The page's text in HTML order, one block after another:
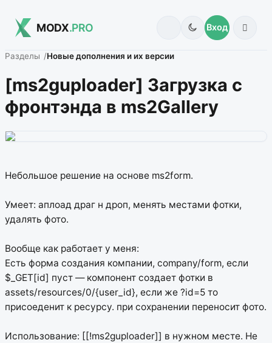
MODX.PRO Вход
Разделы Новые дополнения и их версии
[ms2guploader] Загрузка с
фронтэнда в ms2Gallery
Небольшое решение на основе ms2form.
Умеет: аплоад драг н дроп, менять местами фотки,
удалять фото.
Вообще как работает у меня:
Есть форма создания компании, company/form, если
$_GET[id] пуст — компонент создает фотки в
assets/resources/0/{user_id}, если же ?id=5 то
присоеденит к ресурсу. при сохранении переносит фото.
Использование: [[!ms2guploader]] в нужном месте. Не